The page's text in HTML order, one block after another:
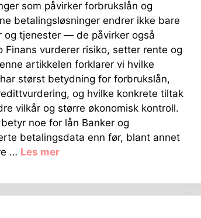
som påvirker forbrukslån og
betalingsløsninger endrer ikke bare
og tjenester — de påvirker også
Finans vurderer risiko, setter rente og
artikkelen forklarer vi hvilke
størst betydning for forbrukslån,
og hvilke konkrete tiltak
vilkår og større økonomisk kontroll.
noe for lån Banker og
betalingsdata enn før, blant annet
… Les mer